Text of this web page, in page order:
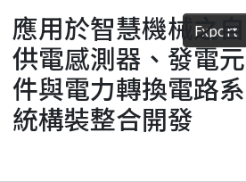
Fundings & Projects
Researchers
Organizations
Export
應用於智慧機械之自
供電感測器、發電元
件與電力轉換電路系
統構裝整合開發